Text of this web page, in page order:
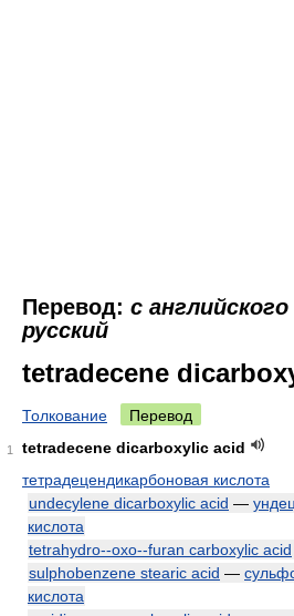
Перевод: с английского
русский
tetradecene
Толкование Перевод
1
tetradecene dicarboxylic acid
тетрадецендикарбоновая кислота
undecylene dicarboxylic acid —
кислота
tetrahydro--oxo--furan carboxylic acid
sulphobenzene stearic acid —
кислота